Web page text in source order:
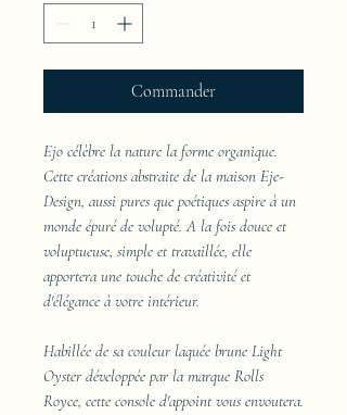
Commander
Ejo célèbre la nature la forme organique.
Cette créations abstraite de la maison Eje-
Design, aussi pures que poétiques aspire à un
monde épuré de volupté. A la fois douce et
voluptueuse, simple et travaillée, elle
apportera une touche de créativité et
d'élégance à votre intérieur.
Habillée de sa couleur laquée brune Light
Oyster développée par la marque Rolls
Royce, cette console d'appoint vous envoutera.